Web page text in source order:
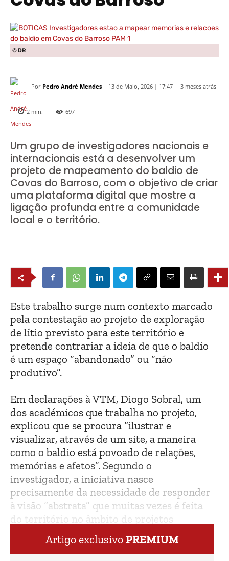
© DR
Por Pedro André Mendes 13 de Maio, 2026 | 17:47 3 meses atrás
2 min. 697
Um grupo de investigadores nacionais e
internacionais está a desenvolver um
projeto de mapeamento do baldio de
Covas do Barroso, com o objetivo de criar
uma plataforma digital que mostre a
ligação profunda entre a comunidade
local e o território.
Este trabalho surge num contexto marcado
pela contestação ao projeto de exploração
de lítio previsto para este território e
pretende contrariar a ideia de que o baldio
é um espaço “abandonado” ou “não
produtivo”.
Em declarações à VTM, Diogo Sobral, um
dos académicos que trabalha no projeto,
explicou que se procura “ilustrar e
visualizar, através de um site, a maneira
como o baldio está povoado de relações,
memórias e afetos”. Segundo o
investigador, a iniciativa nasce
precisamente da necessidade de responder
à visão “abstrata” que muitas vezes é feita
do território no âmbito de projetos
Artigo exclusivoPREMIUM